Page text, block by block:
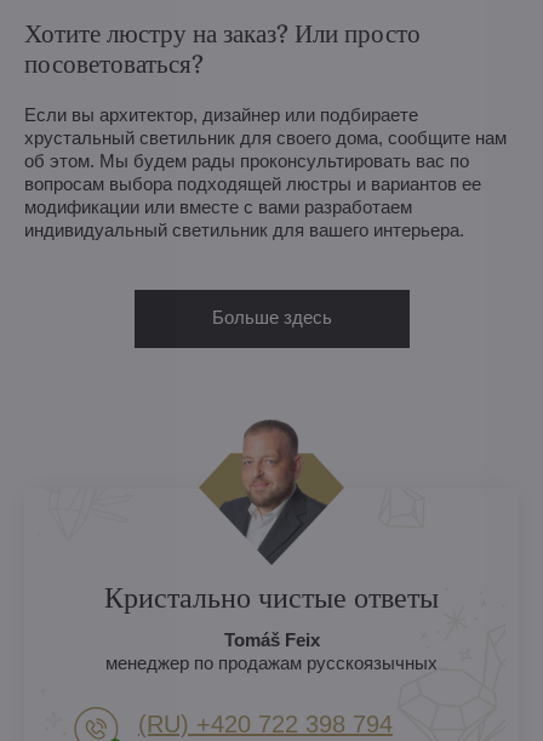
Хотите люстру на заказ? Или просто
посоветоваться?
Если вы архитектор, дизайнер или подбираете
хрустальный светильник для своего дома, сообщите нам
об этом. Мы будем рады проконсультировать вас по
вопросам выбора подходящей люстры и вариантов ее
модификации или вместе с вами разработаем
индивидуальный светильник для вашего интерьера.
Больше здесь
Кристально чистые ответы
Tomáš Feix
менеджер по продажам русскоязычных
(RU) +420 722 398 794​